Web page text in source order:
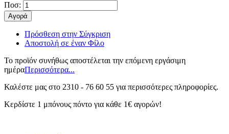
Ποσ:
Αγορά
Πρόσθεση στην Σύγκριση
Αποστολή σε έναν Φίλο
Το προϊόν συνήθως αποστέλεται την επόμενη εργάσιμη
ημέραΠερισσότερα...
Καλέστε μας στο 2310 - 76 60 55 για περισσότερες πληροφορἰες.
Κερδίστε 1 μπόνους πόντο για κάθε 1€ αγορών!